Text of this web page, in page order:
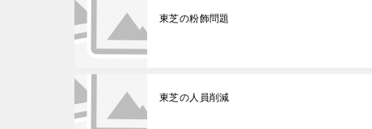
東芝の粉飾問題
東芝の人員削減